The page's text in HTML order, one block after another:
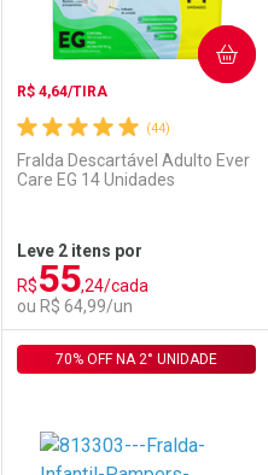
Comprar sem Desconto
Por R$ 89,90/cada
Comprar sem Desconto
Por R$ 89,90/cada
(44)
R$ 4,64/TIRA
Fralda Descartável Adulto Ever
Care EG 14 Unidades
Leve 2 itens por
R$55,24/cada
ou R$ 64,99/un
COMPRAR
Laboratório
Por Menos
70% OFF NA 2° UNIDADE